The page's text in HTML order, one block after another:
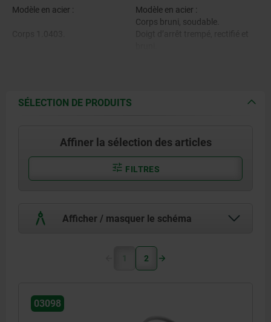
Modèle en acier :
Corps 1.4301
Doigt d’arrêt trempé 1.4034
Modèle en acier :
Corps bruni, soudable.
Anneau brut.
SÉLECTION DE PRODUITS
Affiner la sélection des articles
FILTRES
Afficher / masquer le schéma
1 2
03098